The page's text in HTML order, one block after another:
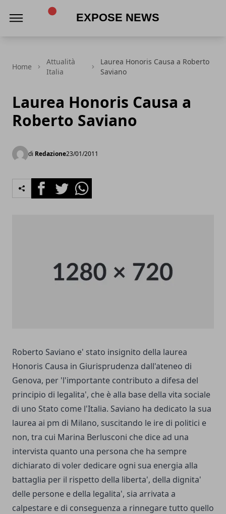
Home
Attualità
Italia
Laurea Honoris Causa a Roberto
Saviano
Laurea Honoris Causa a
Roberto Saviano
di Redazione23/01/2011
FacebookTwitterWhatsapp
Roberto Saviano e' stato insignito della laurea
Honoris Causa in Giurisprudenza dall'ateneo di
Genova, per 'l'importante contributo a difesa del
principio di legalita', che è alla base della vita sociale
di uno Stato come l'Italia. Saviano ha dedicato la sua
laurea ai pm di Milano, suscitando le ire di politici e
non, tra cui Marina Berlusconi che dice ad una
intervista quanto una persona che ha sempre
dichiarato di voler dedicare ogni sua energia alla
battaglia per il rispetto della liberta', della dignita'
delle persone e della legalita', sia arrivata a
calpestare e di conseguenza a rinnegare tutto quello